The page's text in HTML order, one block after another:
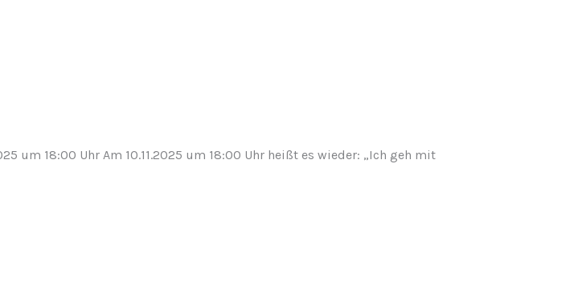
um 18:00 Uhr Am 10.11.2025 um 18:00 Uhr heißt es wieder: „Ich geh mit